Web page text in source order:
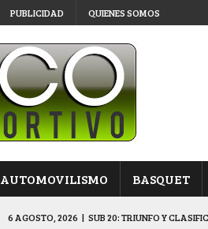
PUBLICIDAD QUIENES SOMOS
AUTOMOVILISMO BASQUET
6 AGOSTO, 2026 | SUB 20: TRIUNFO Y